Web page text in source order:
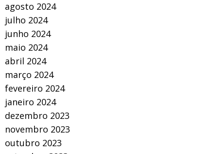
agosto 2024
julho 2024
junho 2024
maio 2024
abril 2024
março 2024
fevereiro 2024
janeiro 2024
dezembro 2023
novembro 2023
outubro 2023